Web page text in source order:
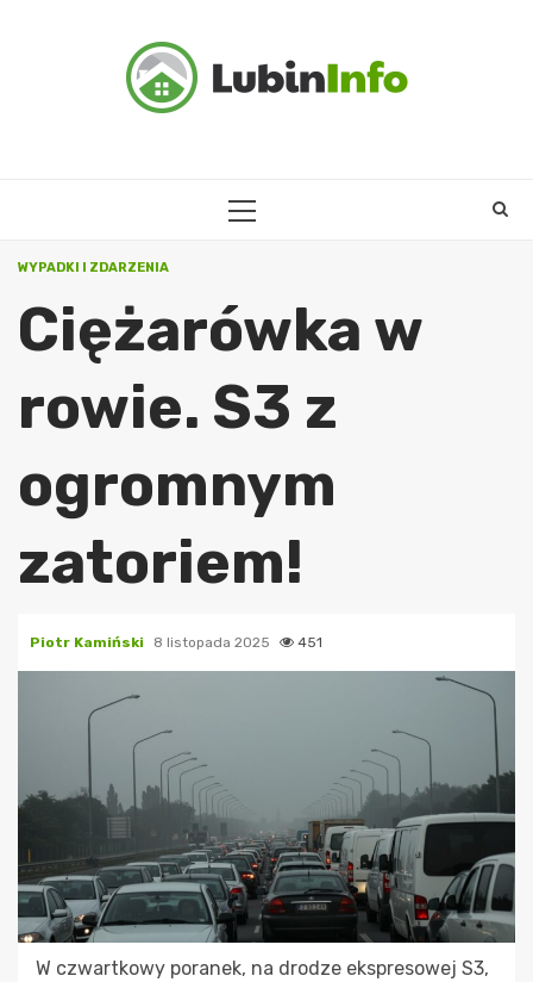
PRIMARY
WYPADKI I ZDARZENIA
Ciężarówka w
rowie. S3 z
ogromnym
zatoriem!
Piotr Kamiński 8 listopada 2025 451
W czwartkowy poranek, na drodze ekspresowej S3,